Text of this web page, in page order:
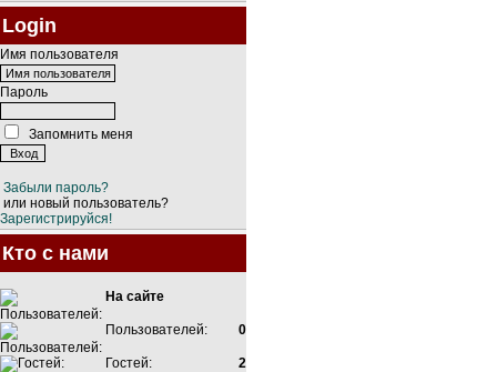
Login
Имя пользователя
Пароль
Запомнить меня
Забыли пароль?
или новый пользователь?
Зарегистрируйся!
Кто с нами
На сайте
Пользователей: 0
Гостей:
2